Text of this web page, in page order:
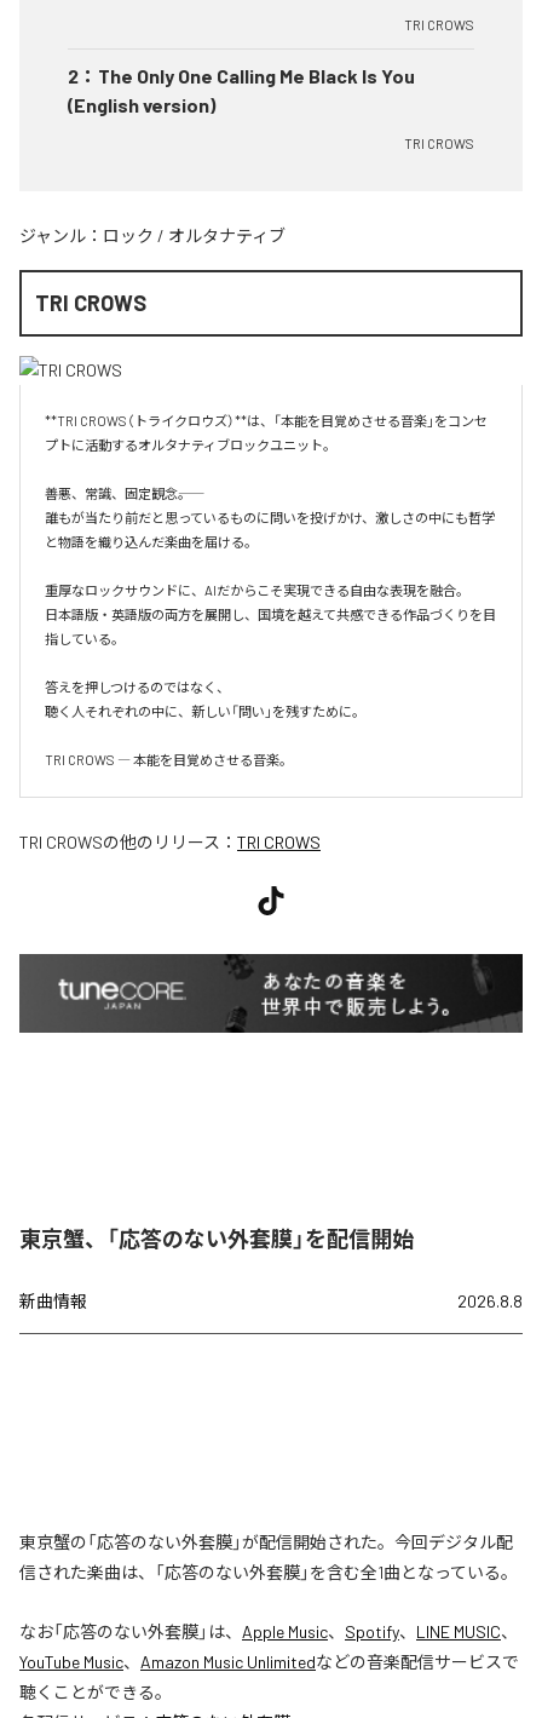
TRI CROWS
2 ： The Only One Calling Me Black Is You
(English version)
TRI CROWS
ジャンル： ロック / オルタナティブ
TRI CROWS
**TRI CROWS（トライクロウズ）**は、「本能を目覚めさせる音楽」をコンセ
プトに活動するオルタナティブロックユニット。
善悪、常識、固定観念――。
誰もが当たり前だと思っているものに問いを投げかけ、激しさの中にも哲学
と物語を織り込んだ楽曲を届ける。
重厚なロックサウンドに、AIだからこそ実現できる自由な表現を融合。
日本語版・英語版の両方を展開し、国境を越えて共感できる作品づくりを目
指している。
答えを押しつけるのではなく、
聴く人それぞれの中に、新しい「問い」を残すために。
TRI CROWS ― 本能を目覚めさせる音楽。
TRI CROWSの他のリリース： TRI CROWS
東京蟹、「応答のない外套膜」を配信開始
新曲情報 2026.8.8
東京蟹の「応答のない外套膜」が配信開始された。今回デジタル配
信された楽曲は、「応答のない外套膜」を含む全1曲となっている。
なお「応答のない外套膜」は、 Apple Music、 Spotify、 LINE MUSIC、
YouTube Music、 Amazon Music Unlimitedなどの音楽配信サービスで
聴くことができる。